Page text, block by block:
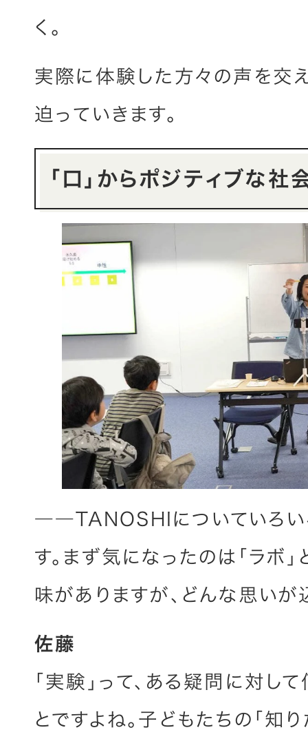
く。
実際に体験した方々の声を交
迫っていきます。
「口」からポジティブな社
――TANOSHIについていろい
す。まず気になったのは「ラボ
味がありますが、どんな思い
佐藤
「実験」って、ある疑問に対し
とですよね。子どもたちの「知り